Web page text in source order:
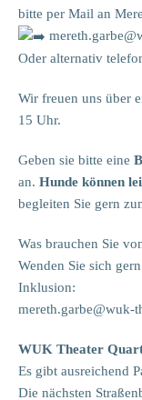
bitte per Mail an
Oder alternativ
Wir freuen uns über
15 Uhr.
Geben sie bitte eine
an. Hunde können
begleiten Sie gern
Was brauchen Sie
Wenden Sie sich
Inklusion:
mereth.garbe@wuk-
WUK Theater
Es gibt ausreichend
Die nächsten